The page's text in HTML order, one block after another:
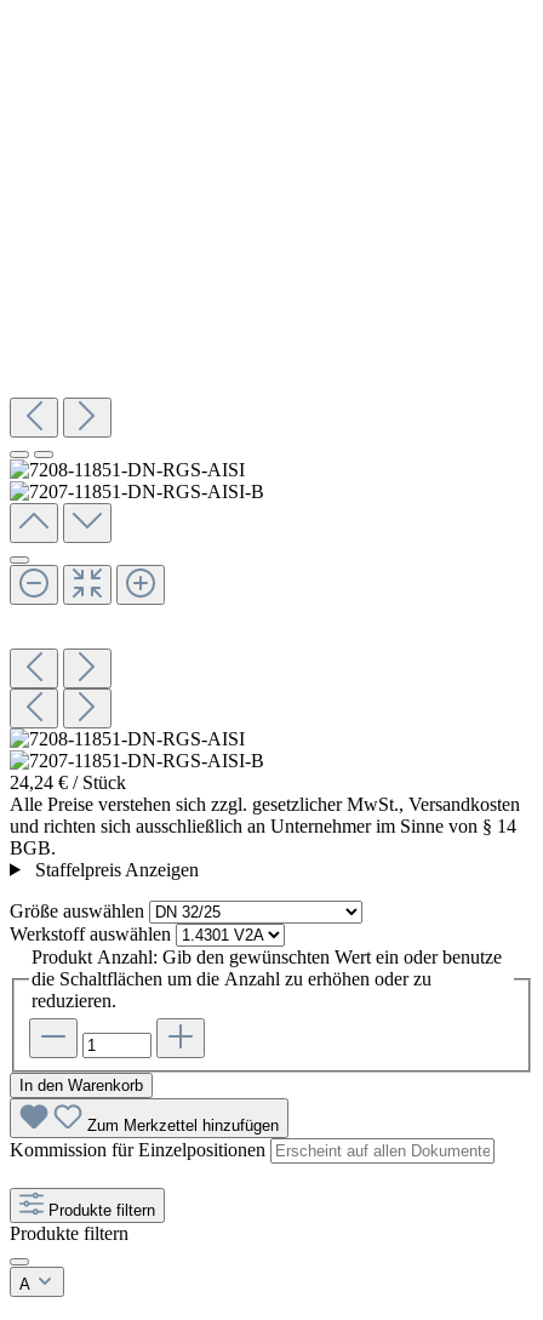
24,24 € / Stück
Alle Preise verstehen sich zzgl. gesetzlicher MwSt., Versandkosten
und richten sich ausschließlich an Unternehmer im Sinne von § 14
BGB.
Staffelpreis Anzeigen
Größe auswählen
Werkstoffauswählen
Produkt Anzahl: Gib den gewünschten Wert ein oder benutze
die Schaltflächen um die Anzahl zu erhöhen oder zu
reduzieren.
In den Warenkorb
Zum Merkzettel hinzufügen
Kommission für Einzelpositionen
Produkte filtern
Produkte filtern
A